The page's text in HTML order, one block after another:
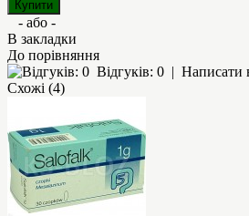
- або -
В закладки
До порівняння
Відгуків: 0 | Написати
Схожі (4)